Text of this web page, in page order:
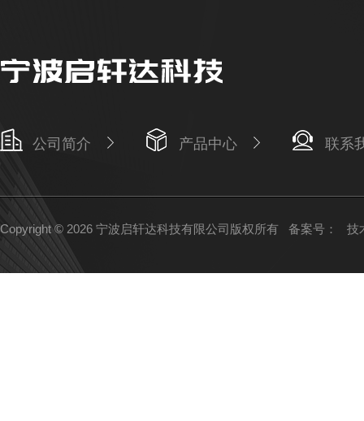
公司简介 产品中心 联系
Copyright © 2026 宁波启轩达科技有限公司版权所有 备案号： 技